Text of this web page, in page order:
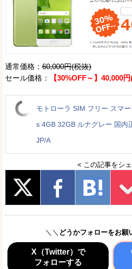
通常価格： 60,000円(税抜)
セール価格：
【30%OFF～】40,000
モトローラ SIM フリー スマ
s 4GB 32GB ルナグレー 国内
JP/A
< この記事をシ
＼＼ どうかフォローをお
X（Twitter）で
フォローする